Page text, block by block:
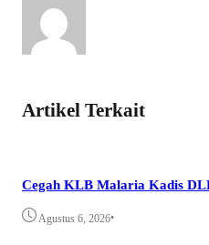
Artikel Terkait
Cegah KLB Malaria Kadis
Agustus 6, 2026•